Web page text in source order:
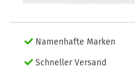
Namenhafte Marken
Schneller Versand